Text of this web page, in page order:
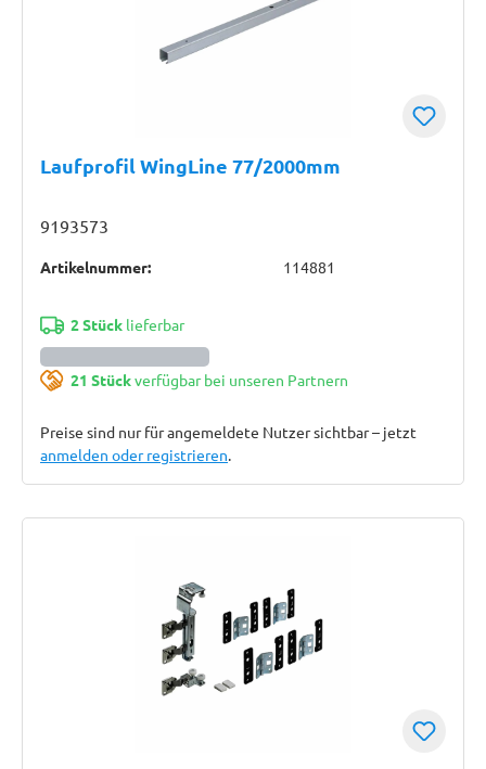
Laufprofil WingLine 77/2000mm
9193573
Artikelnummer: 114881
2 Stücklieferbar
21 Stückverfügbar bei unseren Partnern
Preise sind nur für angemeldete Nutzer sichtbar – jetzt
anmelden oder registrieren.